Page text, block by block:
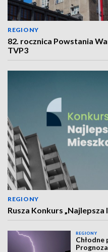
REGIONY
82. rocznica Powstania
TVP3
REGIONY
Rusza Konkurs
REGIONY